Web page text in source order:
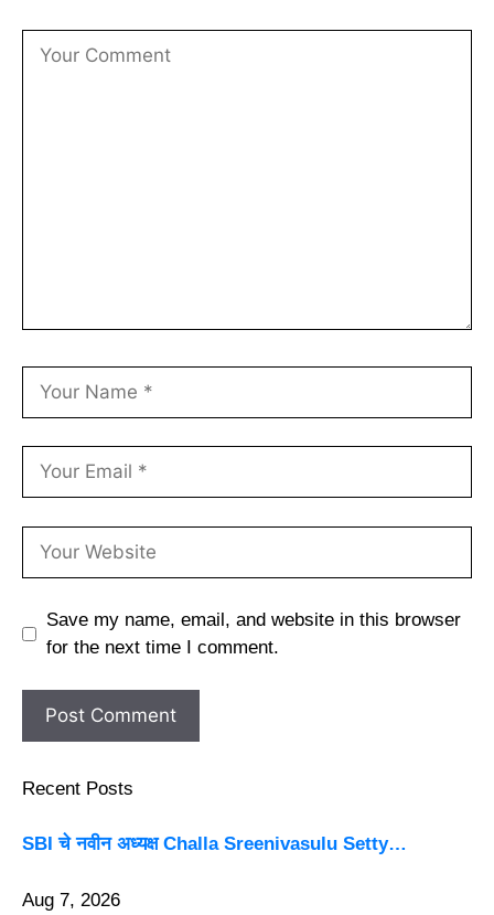
Save my name, email, and website in this browser
for the next time I comment.
Recent Posts
SBI चे नवीन अध्यक्ष Challa Sreenivasulu Setty…
Aug 7, 2026